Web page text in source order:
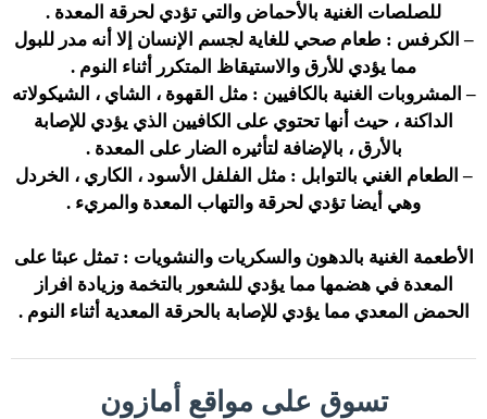
للصلصات الغنية بالأحماض والتي تؤدي لحرقة المعدة .
– الكرفس : طعام صحي للغاية لجسم الإنسان إلا أنه مدر للبول
مما يؤدي للأرق والاستيقاظ المتكرر أثناء النوم .
– المشروبات الغنية بالكافيين : مثل القهوة ، الشاي ، الشيكولاته
الداكنة ، حيث أنها تحتوي على الكافيين الذي يؤدي للإصابة
بالأرق ، بالإضافة لتأثيره الضار على المعدة .
– الطعام الغني بالتوابل : مثل الفلفل الأسود ، الكاري ، الخردل
وهي أيضا تؤدي لحرقة والتهاب المعدة والمريء .
الأطعمة الغنية بالدهون والسكريات والنشويات : تمثل عبئا على
المعدة في هضمها مما يؤدي للشعور بالتخمة وزيادة افراز
الحمض المعدي مما يؤدي للإصابة بالحرقة المعدية أثناء النوم .
تسوق على مواقع أمازون